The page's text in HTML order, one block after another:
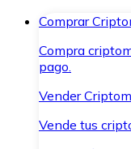
Comprar
Compra
pago.
Vender
Vende tus